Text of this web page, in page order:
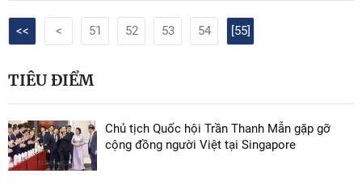
<< < 51 52 53 54 [55]
TIÊU ĐIỂM
Chủ tịch Quốc hội Trần Thanh Mẫn gặp gỡ
cộng đồng người Việt tại Singapore